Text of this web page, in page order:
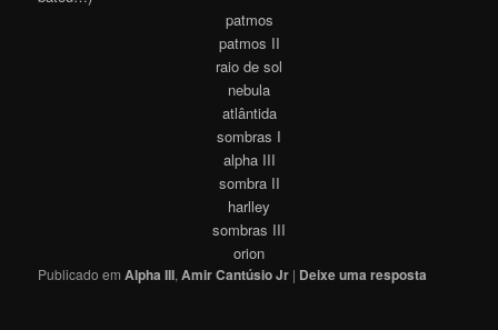
patmos
patmos II
raio de sol
nebula
atlântida
sombras I
alpha III
sombra II
harlley
sombras III
orion
Publicado em Alpha III,Amir Cantúsio Jr | Deixe uma resposta